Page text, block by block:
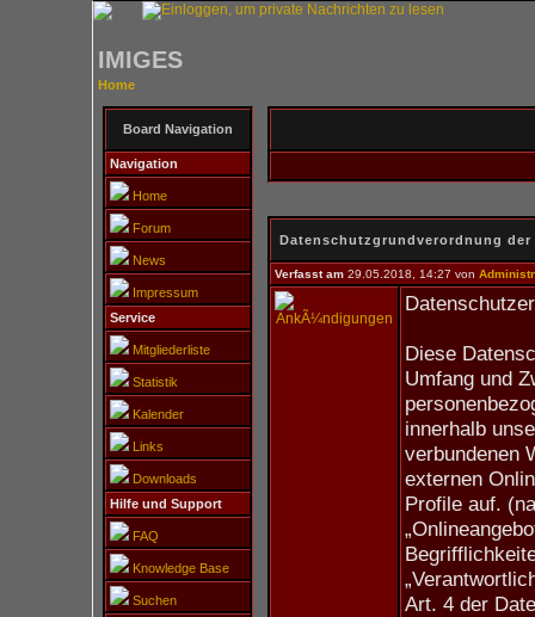
IMIGES
Home
Board Navigation
Navigation
Home
Forum
News
Impressum
Service
Mitgliederliste
Statistik
Kalender
Links
Downloads
Hilfe und Support
FAQ
Knowledge Base
Suchen
Datenschutzgrundverordnung der
Verfasst am29.05.2018, 14:27 von
Diese
Umfang und
innerhalb
verbundenen
externen
Profile auf.
Art. 4 der